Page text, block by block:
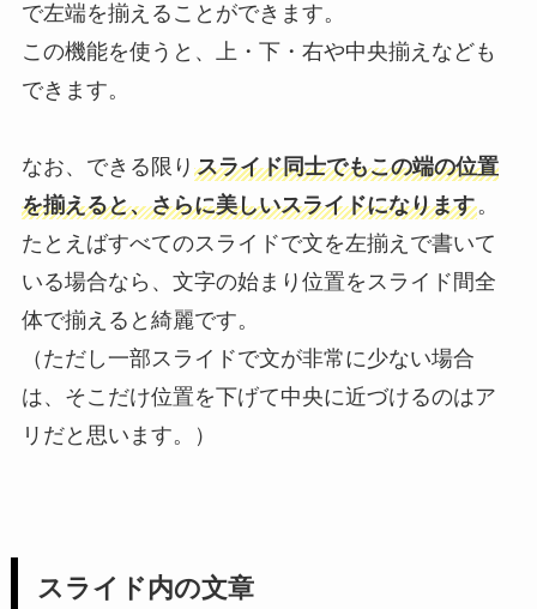
で左端を揃えることができます。
この機能を使うと、上・下・右や中央揃えなども
できます。
なお、できる限り スライド同士でもこの端の位置
を揃えると、さらに美しいスライドになります。
たとえばすべてのスライドで文を左揃えで書いて
いる場合なら、文字の始まり位置をスライド間全
体で揃えると綺麗です。
（ただし一部スライドで文が非常に少ない場合
は、そこだけ位置を下げて中央に近づけるのはア
リだと思います。）
スライド内の文章